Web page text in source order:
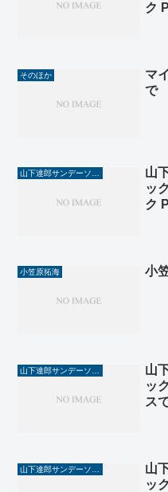
ク
そのほか
マ
で
山下達郎サンデーソングブック
山
ッ
ク
小笠原拓海 小
山
ッ
ス
山
ッ